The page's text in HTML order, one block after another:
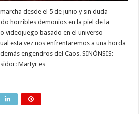
desde el 5 de junio y sin duda
horribles demonios en la piel de la
videojuego basado en el universo
esta vez nos enfrentaremos a una horda
engendros del Caos. SINÓNSIS:
Martyr es …